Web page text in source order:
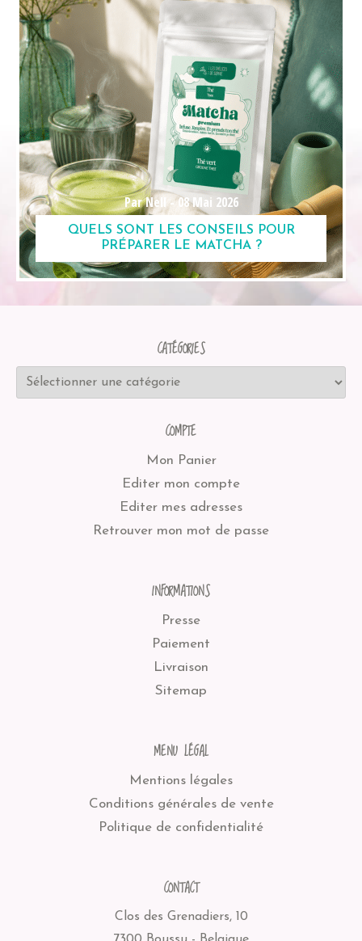
Par Nell -08 Mai 2026
QUELS SONT LES CONSEILS POUR
PRÉPARER LE MATCHA ?
CATÉGORIES
COMPTE
Mon Panier
Editer mon compte
Editer mes adresses
Retrouver mon mot de passe
INFORMATIONS
Presse
Paiement
Livraison
Sitemap
MENU LÉGAL
Mentions légales
Conditions générales de vente
Politique de confidentialité
CONTACT
Clos des Grenadiers, 10